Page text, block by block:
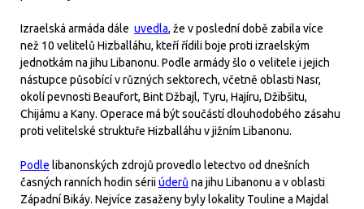
Izraelská armáda dále uvedla, že v poslední době zabila více
než 10 velitelů Hizballáhu, kteří řídili boje proti izraelským
jednotkám na jihu Libanonu. Podle armády šlo o velitele i jejich
nástupce působící v různých sektorech, včetně oblasti Nasr,
okolí pevnosti Beaufort, Bint Džbajl, Tyru, Hajíru, Džibšitu,
Chijámu a Kany. Operace má být součástí dlouhodobého zásahu
proti velitelské struktuře Hizballáhu v jižním Libanonu.
Podle libanonských zdrojů provedlo letectvo od dnešních
časných ranních hodin sériiúderů na jihu Libanonu a v oblasti
Západní Bikáy. Nejvíce zasaženy byly lokality Touline a Majdal